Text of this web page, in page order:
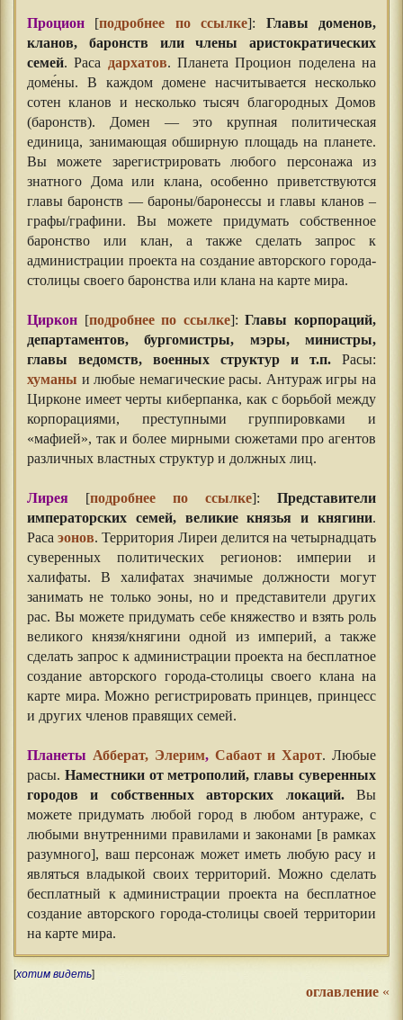
Процион [подробнее по ссылке]: Главы доменов,
кланов, баронств или члены аристократических
семей. Раса дархатов. Планета Процион поделена на
доме́ны. В каждом домене насчитывается несколько
сотен кланов и несколько тысяч благородных Домов
(баронств). Домен — это крупная политическая
единица, занимающая обширную площадь на планете.
Вы можете зарегистрировать любого персонажа из
знатного Дома или клана, особенно приветствуются
главы баронств — бароны/баронессы и главы кланов –
графы/графини. Вы можете придумать собственное
баронство или клан, а также сделать запрос к
администрации проекта на создание авторского города-
столицы своего баронства или клана на карте мира.
Циркон [подробнее по ссылке]:Главы корпораций,
департаментов, бургомистры, мэры, министры,
главы ведомств, военных структур и т.п. Расы:
хуманы и любые немагические расы. Антураж игры на
Цирконе имеет черты киберпанка, как с борьбой между
корпорациями, преступными группировками и
«мафией», так и более мирными сюжетами про агентов
различных властных структур и должных лиц.
Лирея [подробнее по ссылке]: Представители
императорских семей, великие князья и княгини.
Расаэонов. Территория Лиреи делится на четырнадцать
суверенных политических регионов: империи и
халифаты. В халифатах значимые должности могут
занимать не только эоны, но и представители других
рас. Вы можете придумать себе княжество и взять роль
великого князя/княгини одной из империй, а также
сделать запрос к администрации проекта на бесплатное
создание авторского города-столицы своего клана на
карте мира. Можно регистрировать принцев, принцесс
и других членов правящих семей.
Планеты Абберат, Элерим, Сабаот и Харот. Любые
расы. Наместники от метрополий, главы суверенных
городов и собственных авторских локаций.Вы
можете придумать любой город в любом антураже, с
любыми внутренними правилами и законами [в рамках
разумного], ваш персонаж может иметь любую расу и
являться владыкой своих территорий. Можно сделать
бесплатный к администрации проекта на бесплатное
создание авторского города-столицы своей территории
на карте мира.
[хотим видеть]
оглавление «